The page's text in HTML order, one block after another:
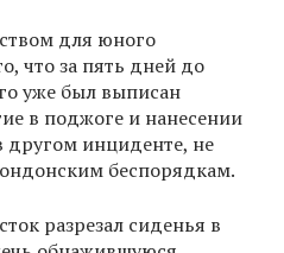
для юного
что за пять дней до
уже был выписан
в поджоге и нанесении
инциденте, не
беспорядкам.
разрезал сиденья в